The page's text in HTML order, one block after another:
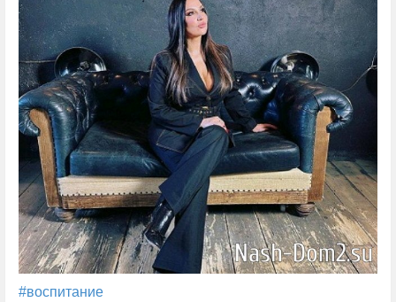
#воспитание